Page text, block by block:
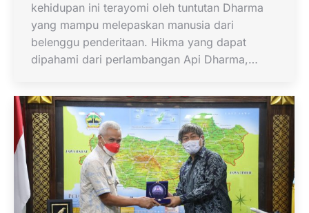
kehidupan ini terayomi oleh tuntutan Dharma
yang mampu melepaskan manusia dari
belenggu penderitaan. Hikma yang dapat
dipahami dari perlambangan Api Dharma,…